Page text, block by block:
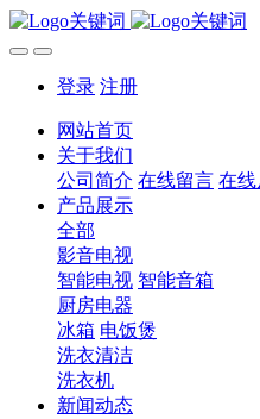
登录 注册
网站首页
关于我们
公司简介 在线留言 在
产品展示
全部
影音电视
智能电视 智能音箱
厨房电器
冰箱 电饭煲
洗衣清洁
洗衣机
新闻动态